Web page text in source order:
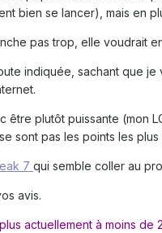
bien se lancer), mais en
pas trop, elle voudrait
indiquée, sachant que
être plutôt puissante (mon
sont pas les points les plus
7 qui semble coller au
avis.
actuellement à moins de